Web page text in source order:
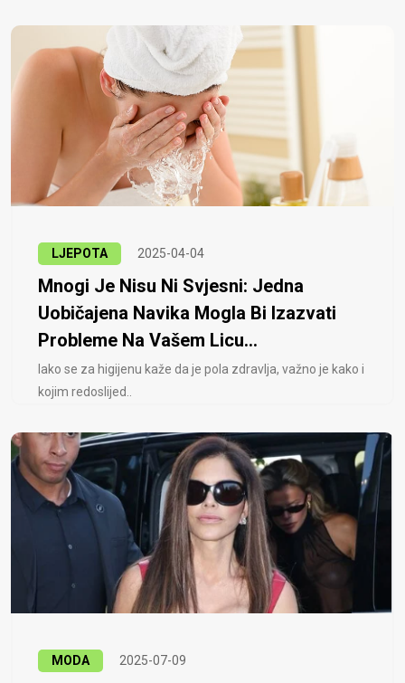
LJEPOTA 2025-04-04
Mnogi Je Nisu Ni Svjesni: Jedna
Uobičajena Navika Mogla Bi Izazvati
Probleme Na Vašem Licu...
Iako se za higijenu kaže da je pola zdravlja, važno je kako i
kojim redoslijed..
MODA 2025-07-09